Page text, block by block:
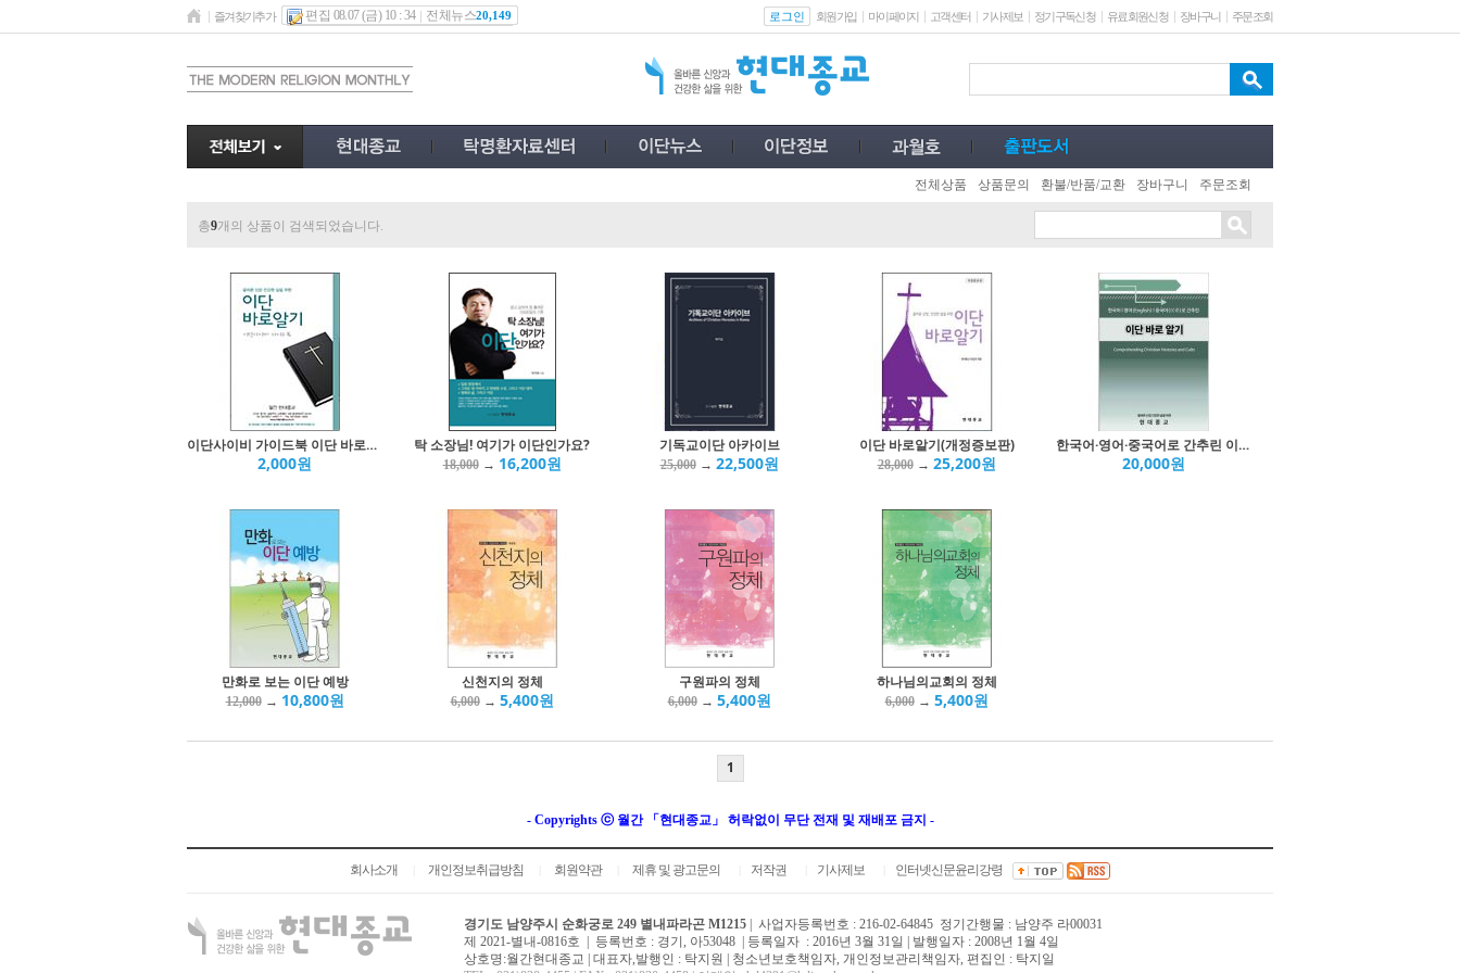
즐겨찾기추가 편집 08.07 (금) 10 : 34 전체뉴스20,149 로그인 회원가입 마이페이지 고객센터 기사제보 정기구독신청 유료회원신청 장바구니 주문조회
전체상품 상품문의 환불/반품/교환 장바구니 주문조회
총9개의 상품이 검색되었습니다.
이단사이비 가이드북 이단 바로알기
2,000원
탁 소장님! 여기가 이단인가요?
18,000→ 16,200원
기독교이단 아카이브
25,000→ 22,500원
이단 바로알기(개정증보판)
28,000→ 25,200원
한국어·영어·중국어로 간추린 이단 바로 알기(USB)
20,000원
만화로 보는 이단 예방
12,000→ 10,800원
신천지의 정체
6,000→ 5,400원
구원파의 정체
6,000→ 5,400원
하나님의교회의 정체
6,000→ 5,400원
1
- Copyrights ⓒ 월간 「현대종교」 허락없이 무단 전재 및 재배포 금지 -
회사소개 개인정보취급방침 회원약관 제휴 및 광고문의 저작권 기사제보 인터넷신문윤리강령
경기도 남양주시 순화궁로 249 별내파라곤 M1215
사업자등록번호 : 216-02-64845 정기간행물 : 남양주 라00031
제 2021-별내-0816호 | 등록번호 : 경기, 아53048 | 등록일자 : 2016년 3월 31일 | 발행일자 : 2008년 1월 4일
상호명:월간현대종교 | 대표자,발행인 : 탁지원 | 청소년보호책임자, 개인정보관리책임자, 편집인 : 탁지일